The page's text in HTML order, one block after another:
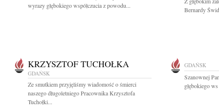
wyrazy głębokiego współczucia z powodu...
Bernardy
KRZYSZTOF TUCHOŁKA
GDAŃSK
Ze smutkiem przyjęliśmy wiadomość o śmierci
naszego długoletniego Pracownika Krzysztofa
Tuchołki...
GDAŃSK
Szanownej
głębokiego